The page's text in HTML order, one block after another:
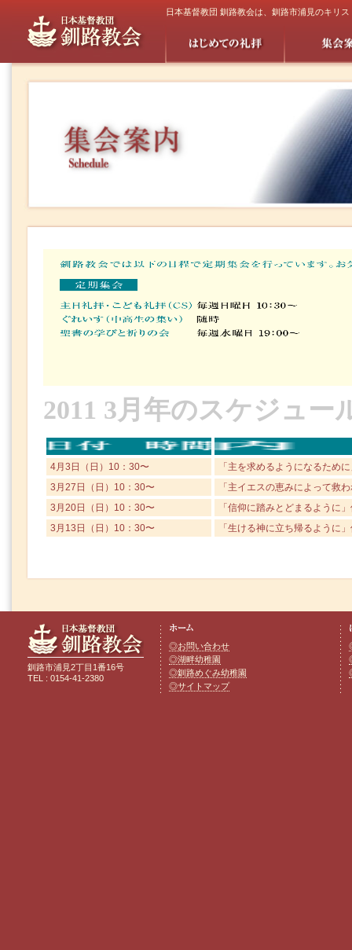
日本基督教団 釧路教会は、釧路市浦見のキリ
2011 3月年のスケジュー
4月3日（日）10：30〜
「主を求めるようになるため
3月27日（日）10：30〜
「主イエスの恵みによって救
3月20日（日）10：30〜
「信仰に踏みとどまるよう
3月13日（日）10：30〜
「生ける神に立ち帰るように
釧路市浦見2丁目1番16号
TEL : 0154-41-2380
◎お問い合わせ
◎湖畔幼稚園
◎釧路めぐみ幼稚園
◎サイトマップ